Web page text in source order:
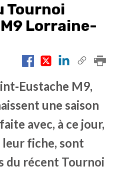
Tournoi
Lorraine-
Eustache M9,
une saison
avec, à ce jour,
leur fiche, sont
du récent Tournoi